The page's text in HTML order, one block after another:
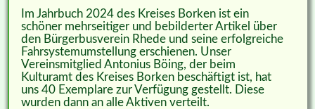
Im Jahrbuch 2024 des Kreises Borken ist ein
schöner mehrseitiger und bebilderter Artikel über
den Bürgerbusverein Rhede und seine erfolgreiche
Fahrsystemumstellung erschienen. Unser
Vereinsmitglied Antonius Böing, der beim
Kulturamt des Kreises Borken beschäftigt ist, hat
uns 40 Exemplare zur Verfügung gestellt. Diese
wurden dann an alle Aktiven verteilt.